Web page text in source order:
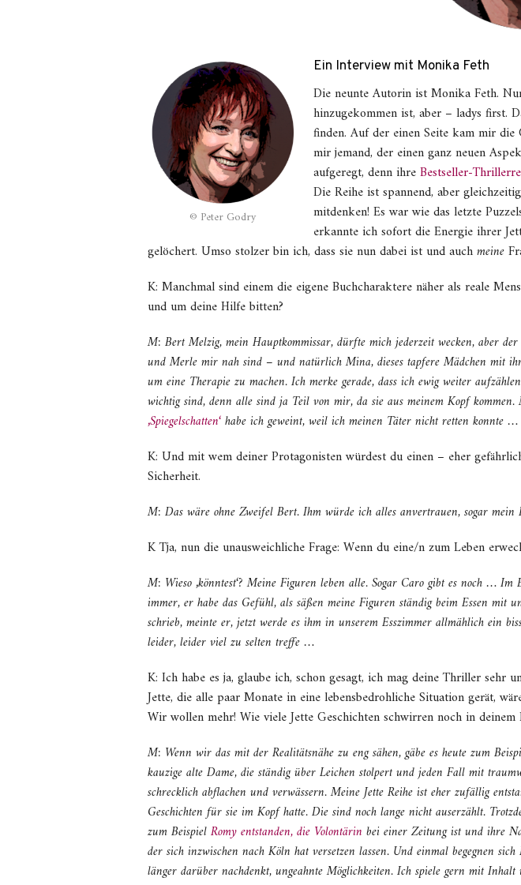
© Peter Godry
Ein Interview mit Monika Feth
Die neunte Autorin ist Monika Feth.
hinzugekommen ist, aber – ladys first.
finden. Auf der einen Seite kam mir
mir jemand, der einen ganz neuen
aufgeregt, denn ihreBestseller-
Die Reihe ist spannend, aber
mitdenken! Es war wie das letzte
erkannte ich sofort die Energie ihrer
gelöchert. Umso stolzer bin ich, dass sie nun dabei ist und auchmeine
K: Manchmal sind einem die eigene Buchcharaktere näher als reale
und um deine Hilfe bitten?
M: Bert Melzig, mein Hauptkommissar, dürfte mich jederzeit wecken, aber
und Merle mir nah sind – und natürlich Mina, dieses tapfere Mädchen mit
um eine Therapie zu machen. Ich merke gerade, dass ich ewig weiter
wichtig sind, denn alle sind ja Teil von mir, da sie aus meinem Kopf
‚Spiegelschatten‘habe ich geweint, weil ich meinen Täter nicht retten konnte …
K: Und mit wem deiner Protagonisten würdest du einen – eher
Sicherheit.
M: Das wäre ohne Zweifel Bert. Ihm würde ich alles anvertrauen, sogar mein
K Tja, nun die unausweichliche Frage: Wenn du eine/n zum Leben
M: Wieso ‚könntest‘? Meine Figuren leben alle. Sogar Caro gibt es noch …
immer, er habe das Gefühl, als säßen meine Figuren ständig beim Essen mit
schrieb, meinte er, jetzt werde es ihm in unserem Esszimmer allmählich ein
leider, leider viel zu selten treffe …
K: Ich habe es ja, glaube ich, schon gesagt, ich mag deine Thriller sehr
Jette, die alle paar Monate in eine lebensbedrohliche Situation gerät,
Wir wollen mehr! Wie viele Jette Geschichten schwirren noch in deinem
M: Wenn wir das mit der Realitätsnähe zu eng sähen, gäbe es heute zum
kauzige alte Dame, die ständig über Leichen stolpert und jeden Fall mit
schrecklich abflachen und verwässern. Meine Jette Reihe ist eher zufällig
Geschichten für sie im Kopf hatte. Die sind noch lange nicht auserzählt.
zum BeispielRomy entstanden, die Volontärin bei einer Zeitung ist und ihre
der sich inzwischen nach Köln hat versetzen lassen. Und einmal begegnen
länger darüber nachdenkt, ungeahnte Möglichkeiten. Ich spiele gern mit